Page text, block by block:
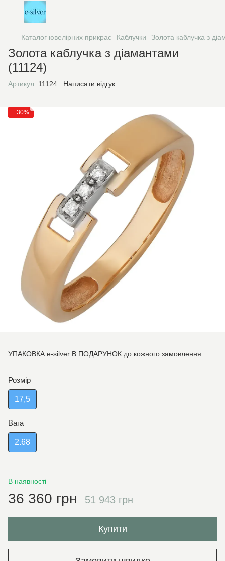
Каталог ювелірних прикрас Каблучки Золота каблучка з
Золота каблучка з діамантами
(11124)
Артикул: 11124 Написати відгук
−30%
УПАКОВКА e-silver В ПОДАРУНОК до кожного замовлення
Розмір
17,5
Вага
2.68
В наявності
36 360 грн 51 943 грн
Купити